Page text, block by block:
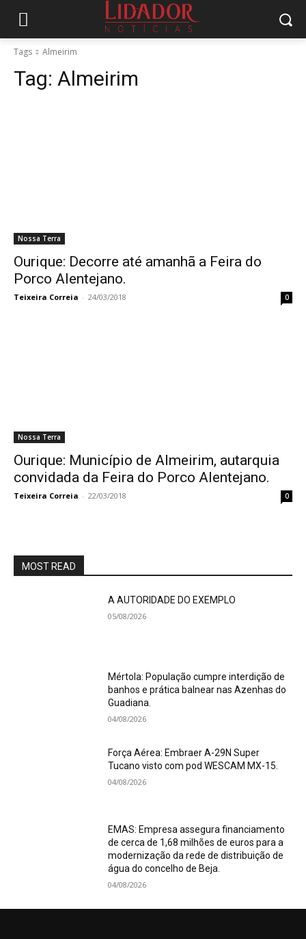
Tags Almeirim
Tag: Almeirim
Nossa Terra
Ourique: Decorre até amanhã a Feira do
Porco Alentejano.
Teixeira Correia - 24/03/2018 0
Nossa Terra
Ourique: Município de Almeirim, autarquia
convidada da Feira do Porco Alentejano.
Teixeira Correia - 22/03/2018 0
MOST READ
A AUTORIDADE DO EXEMPLO
05/08/2026
Mértola: População cumpre interdição de
banhos e prática balnear nas Azenhas do
Guadiana.
04/08/2026
Força Aérea: Embraer A-29N Super
Tucano visto com pod WESCAM MX-15.
04/08/2026
EMAS: Empresa assegura financiamento
de cerca de 1,68 milhões de euros para a
modernização da rede de distribuição de
água do concelho de Beja.
04/08/2026